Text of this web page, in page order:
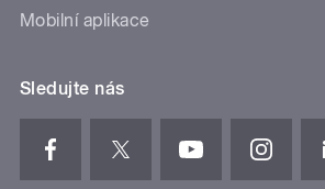
Mobilní aplikace
Sledujte nás